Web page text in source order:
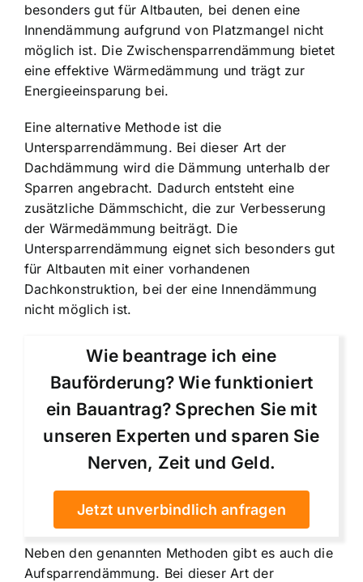
besonders gut für Altbauten, bei denen eine
Innendämmung aufgrund von Platzmangel nicht
möglich ist. Die Zwischensparrendämmung bietet
eine effektive Wärmedämmung und trägt zur
Energieeinsparung bei.
Eine alternative Methode ist die
Untersparrendämmung. Bei dieser Art der
Dachdämmung wird die Dämmung unterhalb der
Sparren angebracht. Dadurch entsteht eine
zusätzliche Dämmschicht, die zur Verbesserung
der Wärmedämmung beiträgt. Die
Untersparrendämmung eignet sich besonders gut
für Altbauten mit einer vorhandenen
Dachkonstruktion, bei der eine Innendämmung
nicht möglich ist.
Wie beantrage ich eine
Bauförderung? Wie funktioniert
ein Bauantrag? Sprechen Sie mit
unseren Experten und sparen Sie
Nerven, Zeit und Geld.
Jetzt unverbindlich anfragen
Neben den genannten Methoden gibt es auch die
Aufsparrendämmung. Bei dieser Art der